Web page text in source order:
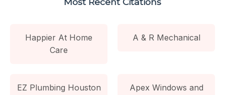
Happier At Home
Care
A & R Mechanical
EZ Plumbing Houston
Apex Windows and